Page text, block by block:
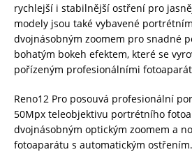
rychlejší i stabilnější ostření pro
modely jsou také vybavené
dvojnásobným zoomem pro snadné
bohatým bokeh efektem, které se
pořízeným profesionálními
Reno12 Pro posouvá profesionální
50Mpx teleobjektivu portrétního
dvojnásobným optickým zoomem a
fotoaparátu s automatickým